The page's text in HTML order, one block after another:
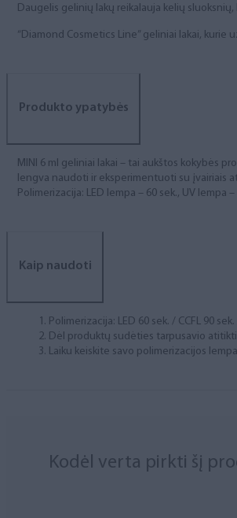
Daugelis gelinių lakų reikalauja kelių
“Diamond Cosmetics Line” geliniai lakai,
Produkto ypatybės
MINI 6 ml geliniai lakai – tai aukštos kokybės
lengva naudoti ir eksperimentuoti su įvairiais
Polimerizacija: LED lempa – 60 sek., UV lempa
Kaip naudoti
Polimerizacija: LED 60 sek. / CCFL 90
Dėl produktų sudėties tarpusavio
Laiku keiskite savo polimerizacijos
Kodėl verta pirkti šį